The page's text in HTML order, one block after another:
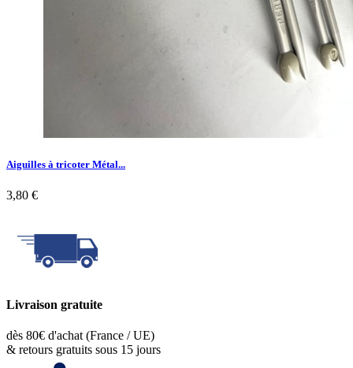
Aiguilles à tricoter Métal...
3,80 €
Livraison gratuite
dès 80€ d'achat (France / UE)
& retours gratuits sous 15 jours